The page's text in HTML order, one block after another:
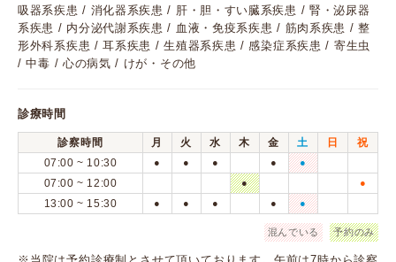
吸器系疾患 / 消化器系疾患 / 肝・胆・すい臓系疾患 / 腎・泌尿器
系疾患 / 内分泌代謝系疾患 / 血液・免疫系疾患 / 筋肉系疾患 / 整
形外科系疾患 / 耳系疾患 / 生殖器系疾患 / 感染症系疾患 / 寄生虫
/ 中毒 / 心の病気 / けが・その他
診療時間
診察時間 月 火 水 木 金 土 日
祝
07:00 ~ 10:30
● ● ● ● ●
07:00 ~ 12:00 ● ●
13:00 ~ 15:30 ● ● ● ● ●
混んでいる 予約のみ